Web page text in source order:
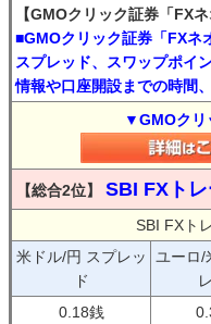
【GMOクリック証券「FX
■GMOクリック証券「FXネ
スプレッド、スワップポイ
情報や口座開設までの時間
▼GMOクリ
【総合2位】 SBI FXトレ
SBI FXト
米ドル/円 スプレッ
ド
ユーロ/
0.18銭